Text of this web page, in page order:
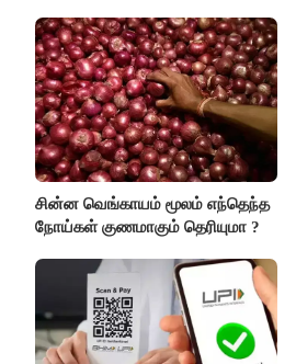
சின்ன வெங்காயம் மூலம் எந்தெந்த
நோய்கள் குணமாகும் தெரியுமா ?